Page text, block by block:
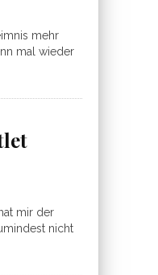
mehr
mal wieder
mir der
nicht